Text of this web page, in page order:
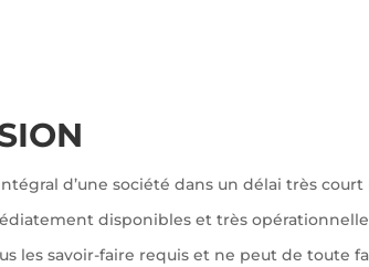
d’une société dans un délai très
disponibles et très
les savoir-faire requis et ne peut de toute